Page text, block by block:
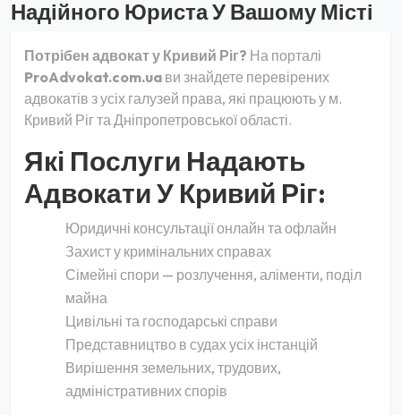
Надійного Юриста У Вашому Місті
Потрібен адвокат у Кривий Ріг? На порталі
ProAdvokat.com.ua ви знайдете перевірених
адвокатів з усіх галузей права, які працюють у м.
Кривий Ріг та Дніпропетровської області.
Які Послуги Надають
Адвокати У Кривий Ріг:
Юридичні консультації онлайн та офлайн
Захист у кримінальних справах
Сімейні спори — розлучення, аліменти, поділ
майна
Цивільні та господарські справи
Представництво в судах усіх інстанцій
Вирішення земельних, трудових,
адміністративних спорів